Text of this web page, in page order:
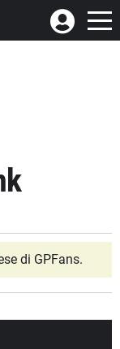
di GPFans.